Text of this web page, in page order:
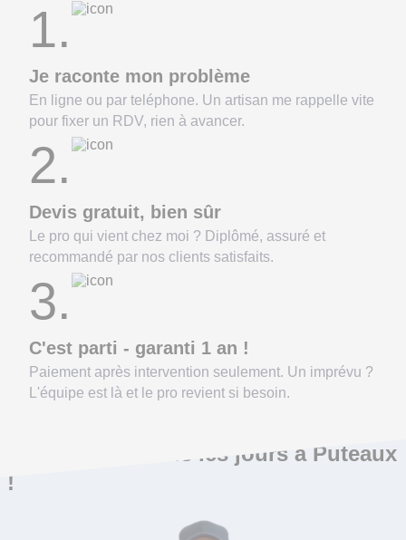
1.
Je raconte mon problème
En ligne ou par teléphone. Un artisan me rappelle vite
pour fixer un RDV, rien à avancer.
2.
Devis gratuit, bien sûr
Le pro qui vient chez moi ? Diplômé, assuré et
recommandé par nos clients satisfaits.
3.
C'est parti - garanti 1 an !
Paiement après intervention seulement. Un imprévu ?
L'équipe est là et le pro revient si besoin.
On répare ça tous les jours à Puteaux
!